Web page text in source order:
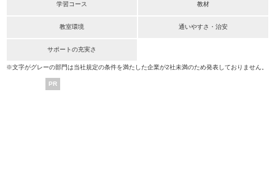
学習コース 教材
教室環境 通いやすさ・治安
サポートの充実さ
※文字がグレーの部門は当社規定の条件を満たした企業が2社未満のため発表しておりません。
PR